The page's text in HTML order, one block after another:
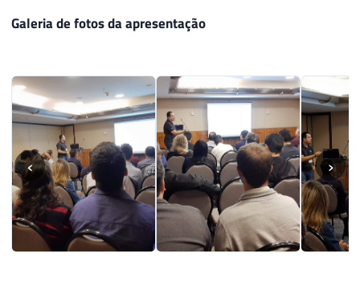
Galeria de fotos da apresentação
‹ ›